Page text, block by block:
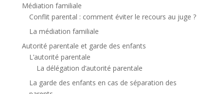
Médiation familiale
Conflit parental : comment éviter le recours au juge ?
La médiation familiale
Autorité parentale et garde des enfants
L’autorité parentale
La délégation d’autorité parentale
La garde des enfants en cas de séparation des